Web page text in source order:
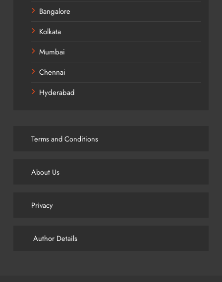
Bangalore
Kolkata
Mumbai
Chennai
Hyderabad
Terms and Conditions
About Us
Privacy
Author Details